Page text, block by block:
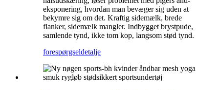
eksponering, hvordan man bevæger sig uden at
bekymre sig om det. Kraftig sidemælk, brede
flanker, sidemælk mangler. Indbygget brystpude,
samlende tynd, ikke tom kop, langsom stød tynd.
forespørgseldetalje